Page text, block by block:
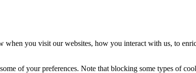
when you visit our websites, how you interact with us, to
of your preferences. Note that blocking some types of